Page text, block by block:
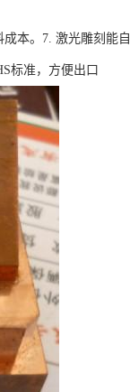
本。7. 激光雕刻能
标准，方便出口